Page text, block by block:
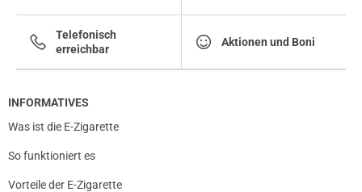
Telefonisch
erreichbar
Aktionen und Boni
INFORMATIVES
Was ist die E-Zigarette
So funktioniert es
Vorteile der E-Zigarette